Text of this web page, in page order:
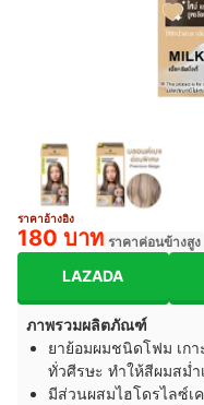
ราคาอ้างอิง
180 บาท ราคาค่อนข้างสูง
LAZADA
ภาพรวมผลิตภัณฑ์
ยาย้อมผมชนิดโฟม เกา
ทั่วศีรษะ ทำให้สีผมสม่ำ
มีส่วนผสมไฮโดรไลซ์